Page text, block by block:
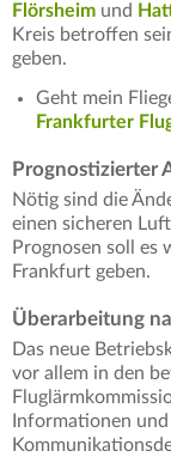
Flörsheim und
Kreis betroffen
geben.
Geht mein
Frankfurter
Prognostizierter
Nötig sind die
einen sicheren
Prognosen soll es
Frankfurt geben.
Überarbeitung
Das neue
vor allem in den
Informationen